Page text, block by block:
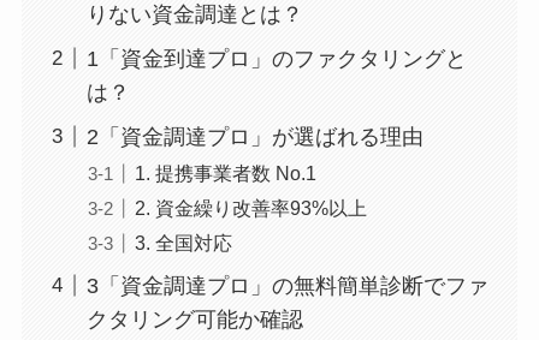
りない資金調達とは？
1「資金到達プロ」のファクタリングと
は？
2「資金調達プロ」が選ばれる理由
1. 提携事業者数 No.1
2. 資金繰り改善率93%以上
3. 全国対応
3「資金調達プロ」の無料簡単診断でファ
クタリング可能か確認